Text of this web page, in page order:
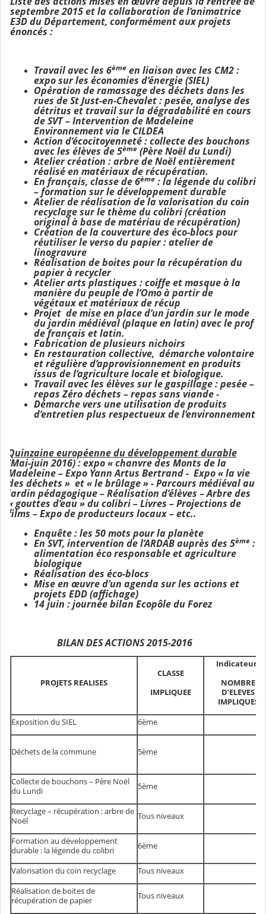
septembre 2015 et la collaboration de l’animatrice
E3D du Département, conformément aux projets
énoncés :
Travail avec les 6ème en liaison avec les CM2 :
expo sur les économies d’énergie (SIEL)
Opération de ramassage des déchets dans les
rues de St Just-en-Chevalet : pesée, analyse des
détritus ettravail sur la dégradabilité en cours
de SVT – Intervention de Madeleine
Environnement via le CILDEA
Action d’écocitoyenneté : collecte des bouchons
avec les élèves de 5ème (Père Noël du Lundi)
Atelier création : arbre de Noël entièrement
réalisé en matériaux de récupération.
En français, classe de 6ème : la légende du colibri
– formation sur le développement durable
Atelier de réalisation de la valorisation du coin
recyclage sur le thème du colibri (création
original à base de matériau de récupération)
Création de la couverture des éco-blocs pour
réutiliser le verso du papier : atelier de
linogravure
Réalisation de boites pour la récupération du
papier à recycler
Atelier arts plastiques : coiffe et masque à la
manière du peuple de l’Omo à partir de
végétaux et matériaux de récup
Projet de mise en place d’un jardin sur le mode
du jardin médiéval (plaque en latin) avec le prof
de français et latin.
Fabrication de plusieurs nichoirs
En restauration collective, démarche volontaire
et régulière d’approvisionnement en produits
issus de l’agriculture locale et biologique.
Travail avec les élèves sur le gaspillage : pesée –
repas Zéro déchets – repas sans viande -
Démarche vers une utilisation de produits
d’entretien plus respectueux de l’environnement
Quinzaine européenne du développement durable
(Mai-juin 2016) : expo « chanvre des Monts de la
Madeleine – Expo Yann Artus Bertrand - Expo « la vie
des déchets » et « le brûlage » - Parcours médiéval au
jardin pédagogique – Réalisation d’élèves – Arbre des
« gouttes d’eau » du colibri – Livres – Projections de
films – Expo de producteurs locaux – etc..
Enquête : les 50 mots pour la planète
En SVT, intervention de l’ARDAB auprès des 5ème :
alimentation éco responsable et agriculture
biologique
Réalisation des éco-blocs
Mise en œuvre d’un agenda sur les actions et
projets EDD (affichage)
14 juin : journée bilan Ecopôle du Forez
BILAN DES ACTIONS 2015-2016
PROJETS REALISES
CLASSE
IMPLIQUEE
Indicateurs
NOMBRE
D’ELEVES
IMPLIQUES
Exposition du SIEL
6ème
Déchets de la commune 5ème
Collecte de bouchons – Père Noël
du Lundi
5ème
Recyclage – récupération : arbre de
Noël
Tous niveaux
Formation au développement
durable : la légende du colibri
6ème
Valorisation du coin recyclage
Tous niveaux
Réalisation de boites de
récupération de papier
Tous niveaux